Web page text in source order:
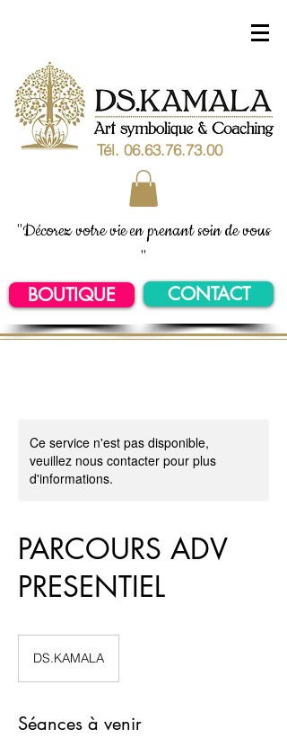
Tél. 06.63.76.73.00
"Décorez votre vie en prenant soin de vous
"
BOUTIQUE CONTACT
Ce service n'est pas disponible,
veuillez nous contacter pour plus
d'informations.
PARCOURS ADV
PRESENTIEL
DS.KAMALA
Séances à venir